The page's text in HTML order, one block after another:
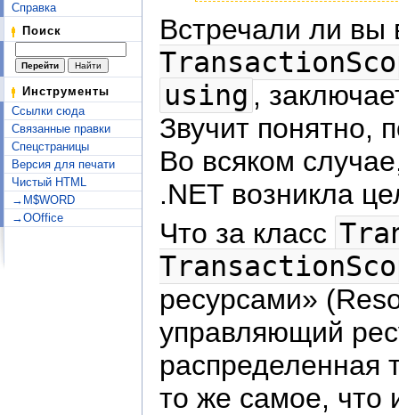
Справка
Поиск
Инструменты
Ссылки сюда
Связанные правки
Спецстраницы
Версия для печати
Чистый HTML
→M$WORD
→OOffice
Встречали ли вы
using ,
Звучит понятно,
Во всяком
.NET возникла
Что за класс
ресурсами»
управляющий
распределенная
то же самое, что